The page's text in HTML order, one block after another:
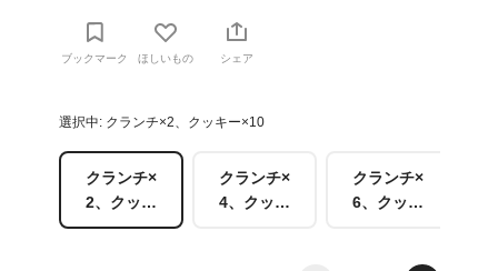
ブックマーク ほしいもの シェア
選択中: クランチ×2、クッキー×10
クランチ×
2、クッキ
ー×10
クランチ×
4、クッキ
クランチ×
6、クッキ